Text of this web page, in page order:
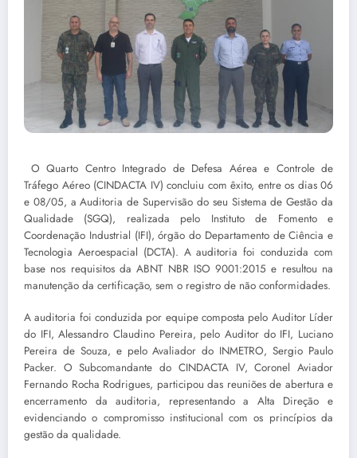
O Quarto Centro Integrado de Defesa Aérea e Controle de
Tráfego Aéreo (CINDACTA IV) concluiu com êxito, entre os dias 06
e 08/05, a Auditoria de Supervisão do seu Sistema de Gestão da
Qualidade (SGQ), realizada pelo Instituto de Fomento e
Coordenação Industrial (IFI), órgão do Departamento de Ciência e
Tecnologia Aeroespacial (DCTA). A auditoria foi conduzida com
base nos requisitos da ABNT NBR ISO 9001:2015 e resultou na
manutenção da certificação, sem o registro de não conformidades.
A auditoria foi conduzida por equipe composta pelo Auditor Líder
do IFI, Alessandro Claudino Pereira, pelo Auditor do IFI, Luciano
Pereira de Souza, e pelo Avaliador do INMETRO, Sergio Paulo
Packer. O Subcomandante do CINDACTA IV, Coronel Aviador
Fernando Rocha Rodrigues, participou das reuniões de abertura e
encerramento da auditoria, representando a Alta Direção e
evidenciando o compromisso institucional com os princípios da
gestão da qualidade.